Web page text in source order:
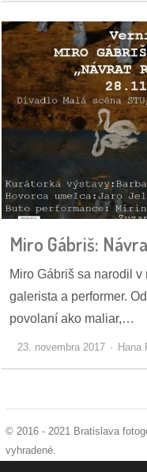
videá
vychádzky
knihy
/
o
nás
podpora
podporte
nás
nás
zázemie
kontaktujte
nás
Miro Gábriš:
Miro Gábriš sa narodil
galerista a performer.
povolaní ako maliar,…
23. novembra 2017 Hana
© 2016 - 2021 Bratislava
vyhradené.